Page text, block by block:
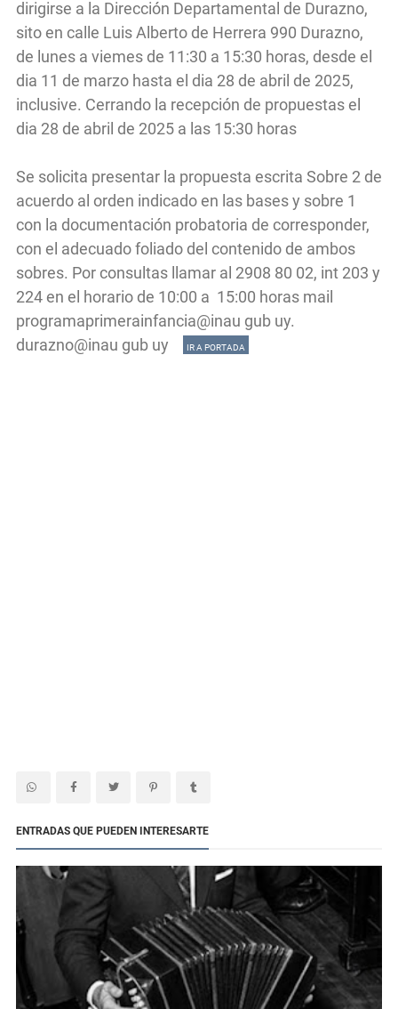
dirigirse a la Dirección Departamental de Durazno,
sito en calle Luis Alberto de Herrera 990 Durazno,
de lunes a viemes de 11:30 a 15:30 horas, desde el
dia 11 de marzo hasta el dia 28 de abril de 2025,
inclusive. Cerrando la recepción de propuestas el
dia 28 de abril de 2025 a las 15:30 horas
Se solicita presentar la propuesta escrita Sobre 2 de
acuerdo al orden indicado en las bases y sobre 1
con la documentación probatoria de corresponder,
con el adecuado foliado del contenido de ambos
sobres. Por consultas llamar al 2908 80 02, int 203 y
224 en el horario de 10:00 a 15:00 horas mail
programaprimerainfancia@inau gub uy.
durazno@inau gub uy
IR A PORTADA
ENTRADAS QUE PUEDEN INTERESARTE